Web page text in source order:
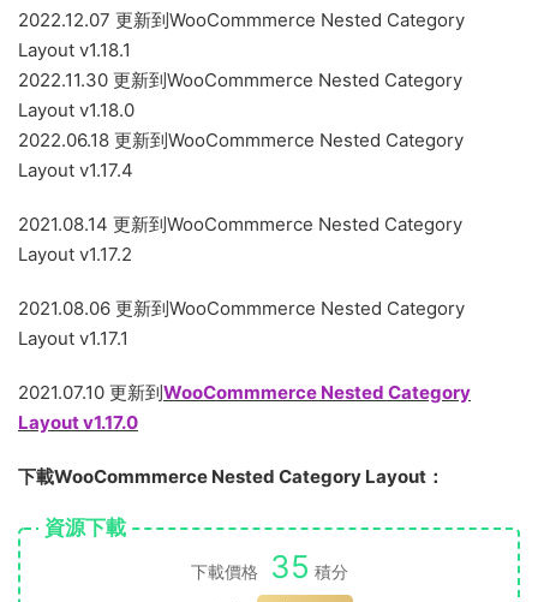
2022.12.07 更新到WooCommmerce Nested Category
Layout v1.18.1
2022.11.30 更新到WooCommmerce Nested Category
Layout v1.18.0
2022.06.18 更新到WooCommmerce Nested Category
Layout v1.17.4
2021.08.14 更新到WooCommmerce Nested Category
Layout v1.17.2
2021.08.06 更新到WooCommmerce Nested Category
Layout v1.17.1
2021.07.10 更新到WooCommmerce Nested Category
Layout v1.17.0
下載WooCommmerce Nested Category Layout：
資源下載
下載價格 35 積分